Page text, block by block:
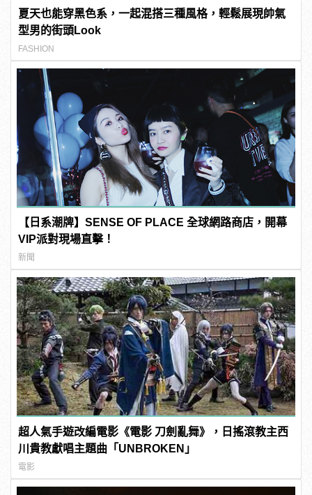
夏天也能穿黑色系，一起混搭三種風格，輕鬆展現帥氣
型男的街頭Look
FASHION
【日系潮牌】SENSE OF PLACE 全球網路商店，開幕
VIP派對現場直擊！
新聞
超人氣手遊改編電影《電影 刀劍亂舞》，日搖滾教主西
川貴教獻唱主題曲「UNBROKEN」
電影